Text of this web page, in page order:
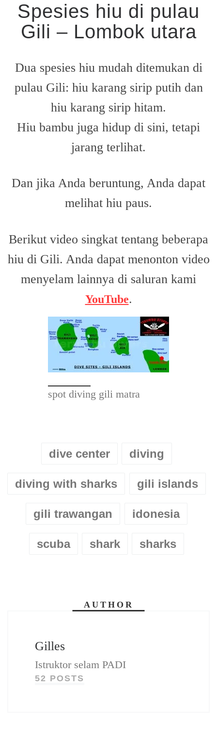
Spesies hiu di pulau
Gili – Lombok utara
Dua spesies hiu mudah ditemukan di
pulau Gili: hiu karang sirip putih dan
hiu karang sirip hitam.
Hiu bambu juga hidup di sini, tetapi
jarang terlihat.
Dan jika Anda beruntung, Anda dapat
melihat hiu paus.
Berikut video singkat tentang beberapa
hiu di Gili. Anda dapat menonton video
menyelam lainnya di saluran kami
YouTube.
spot diving gili matra
dive center diving
diving with sharks gili islands
gili trawangan idonesia
scuba shark sharks
AUTHOR
Gilles
Istruktor selam PADI
52 POSTS